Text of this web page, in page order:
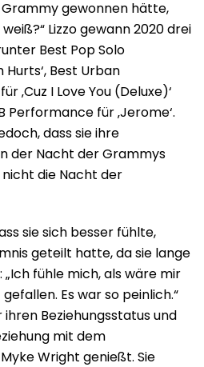
gewonnen hätte,
Lizzo gewann 2020 drei
Best Pop Solo
Best Urban
‚Cuz I Love You (Deluxe)‘
Performance für ‚Jerome‘.
dass sie ihre
der Nacht der Grammys
nicht die Nacht der
sie sich besser fühlte,
geteilt hatte, da sie lange
fühle mich, als wäre mir
Es war so peinlich.“
Beziehungsstatus und
mit dem
Wright genießt. Sie